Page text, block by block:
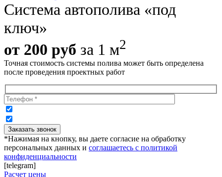
Система автополива «под
ключ»
от 200 руб за 1 м2
Точная стоимость системы полива может быть определена
после проведения проектных работ
*Нажимая на кнопку, вы даете согласие на обработку
персональных данных и соглашаетесь с политикой
конфиденциальности
[telegram]
Расчет цены